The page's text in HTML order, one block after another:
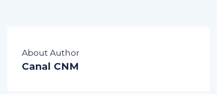
About Author
Canal CNM